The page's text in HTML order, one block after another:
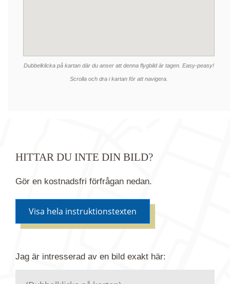
Dubbelklicka på kartan där du anser att denna flygbild är tagen. Easy-peasy!
Scrolla och dra i kartan för att navigera.
HITTAR DU INTE DIN BILD?
Gör en kostnadsfri förfrågan nedan.
Visa hela instruktionstexten
Jag är intresserad av en bild exakt här: